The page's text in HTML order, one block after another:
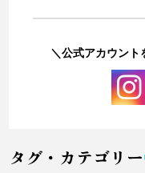
＼公式アカウント
タグ・カテゴリー